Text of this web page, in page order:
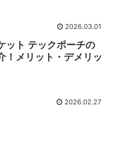
2026.03.01
ット テックポーチの
！メリット・デメリッ
2026.02.27